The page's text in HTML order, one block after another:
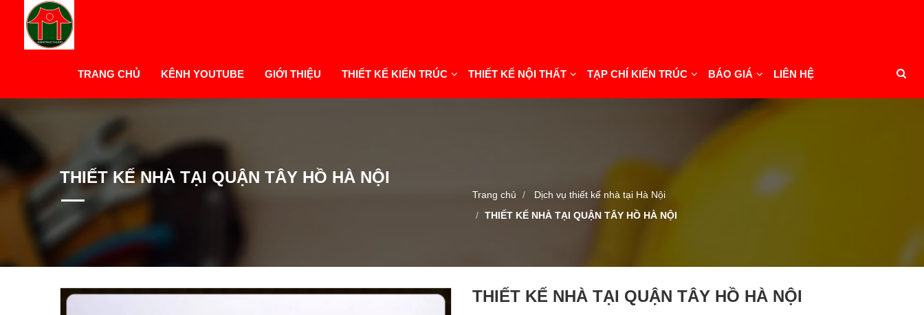
TRANG CHỦ KÊNH YOUTUBE GIỚI THIỆU THIẾT KẾ KIẾN TRÚC THIẾT KẾ NỘI THẤT TẠP CHÍ KIẾN TRÚC BÁO GIÁ LIÊN HỆ
THIẾT KẾ NHÀ TẠI QUẬN TÂY HỒ HÀ NỘI
Trang chủ
Dịch vụ thiết kế nhà tại Hà Nội
THIẾT KẾ NHÀ TẠI QUẬN TÂY HỒ HÀ NỘI
THIẾT KẾ NHÀ TẠI QUẬN TÂY HỒ HÀ NỘI